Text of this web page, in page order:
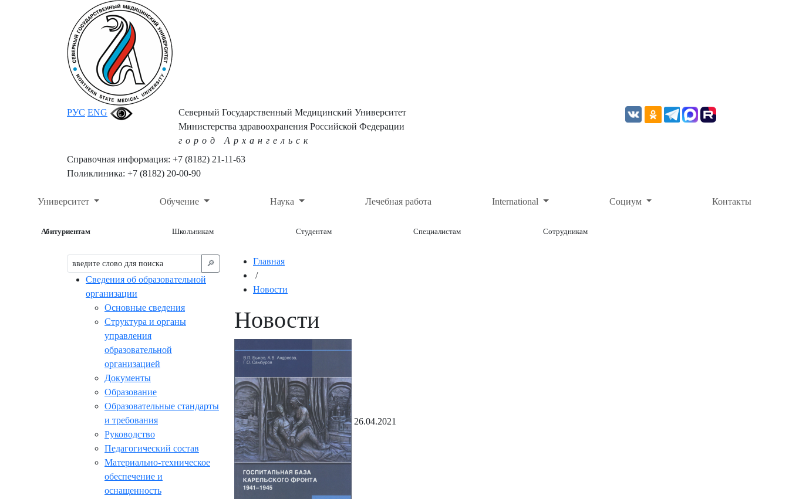
РУС ENG
Северный Государственный Медицинский Университет
Министерства здравоохранения Российской Федерации
город Архангельск
Справочная информация: +7 (8182) 21-11-63
Поликлиника: +7 (8182) 20-00-90
Университет Обучение Наука Лечебная работа International Социум Контакты
Абитуриентам Школьникам Студентам Специалистам Сотрудникам
🔎︎
Сведения об образовательной
организации
Основные сведения
Структура и органы
управления
образовательной
организацией
Документы
Образование
Образовательные стандарты
и требования
Руководство
Педагогический состав
Материально-техническое
обеспечение и
оснащенность
Главная
/
Новости
Новости
26.04.2021